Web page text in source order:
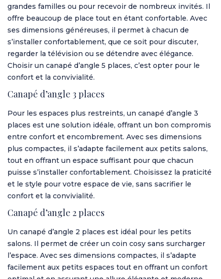
grandes familles ou pour recevoir de nombreux invités. Il
offre beaucoup de place tout en étant confortable. Avec
ses dimensions généreuses, il permet à chacun de
s’installer confortablement, que ce soit pour discuter,
regarder la télévision ou se détendre avec élégance.
Choisir un canapé d’angle 5 places, c’est opter pour le
confort et la convivialité.
Canapé d’angle 3 places
Pour les espaces plus restreints, un canapé d’angle 3
places est une solution idéale, offrant un bon compromis
entre confort et encombrement. Avec ses dimensions
plus compactes, il s’adapte facilement aux petits salons,
tout en offrant un espace suffisant pour que chacun
puisse s’installer confortablement. Choisissez la praticité
et le style pour votre espace de vie, sans sacrifier le
confort et la convivialité.
Canapé d’angle 2 places
Un canapé d’angle 2 places est idéal pour les petits
salons. Il permet de créer un coin cosy sans surcharger
l’espace. Avec ses dimensions compactes, il s’adapte
facilement aux petits espaces tout en offrant un confort